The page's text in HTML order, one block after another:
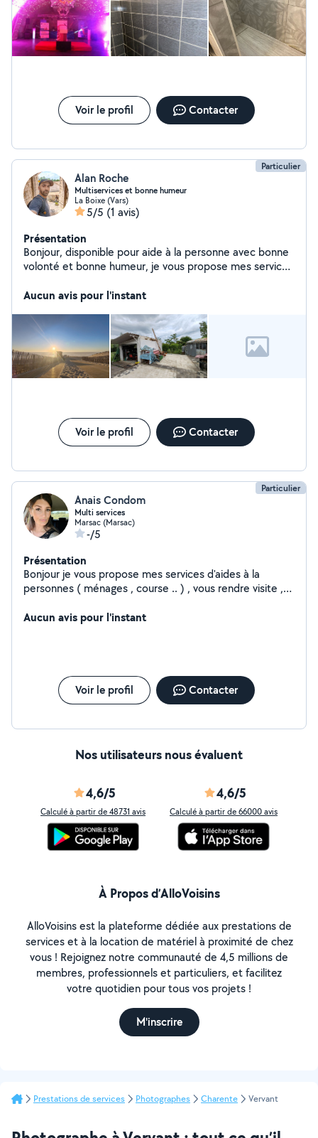
Voir le profil Contacter
Particulier
Alan Roche
Multiservices et bonne humeur
La Boixe (Vars)
5/5 (1 avis)
Présentation
Bonjour, disponible pour aide à la personne avec bonne
volonté et bonne humeur, je vous propose mes services
meubles ou encombrants, la livraisons, le jardinage,
ou immoblier. Je peux également sous condition et
suivant disponibilité faire des soins et massages
relaxant.
Aucun avis pour l'instant
Voir le profil Contacter
Particulier
Anais Condom
Multi services
Marsac (Marsac)
-/5
Présentation
Bonjour je vous propose mes services d'aides à la
personnes ( ménages , course .. ) , vous rendre visite ,
Aucun avis pour l'instant
Voir le profil Contacter
Nos utilisateurs nous évaluent
4,6/5
Calculé à partir de 48731 avis
4,6/5
Calculé à partir de 66000 avis
À Propos d’AlloVoisins
AlloVoisins est la plateforme dédiée aux prestations de
services et à la location de matériel à proximité de chez
vous ! Rejoignez notre communauté de 4,5 millions de
membres, professionnels et particuliers, et facilitez
votre quotidien pour tous vos projets !
M'inscrire
Prestations de services Photographes Charente Vervant